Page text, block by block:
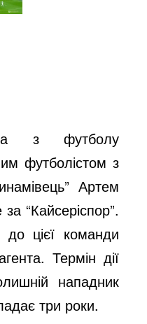
з футболу
футболістом з
Артем
“Кайсеріспор”.
цієї команди
Термін дії
нападник
три роки.